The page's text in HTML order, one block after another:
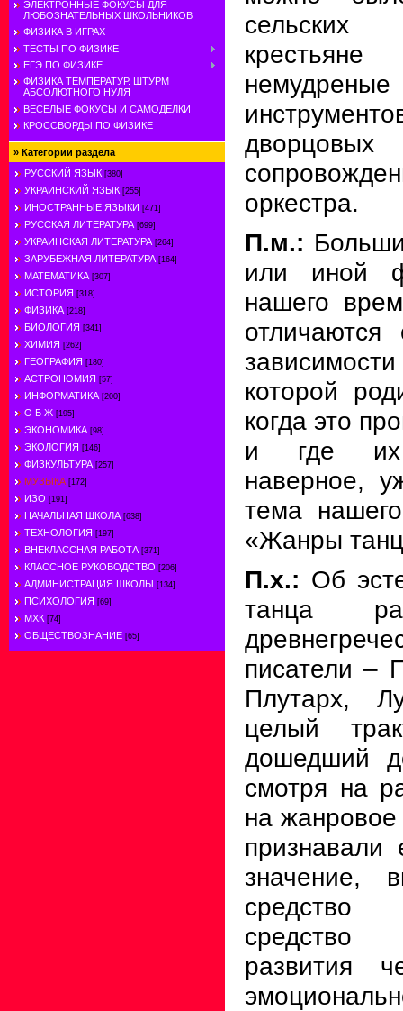
ЭЛЕКТРОННЫЕ ФОКУСЫ ДЛЯ
ЛЮБОЗНАТЕЛЬНЫХ ШКОЛЬНИКОВ
ФИЗИКА В ИГРАХ
ТЕСТЫ ПО ФИЗИКЕ
ЕГЭ ПО ФИЗИКЕ
ФИЗИКА ТЕМПЕРАТУР. ШТУРМ
АБСОЛЮТНОГО НУЛЯ
ВЕСЕЛЫЕ ФОКУСЫ И САМОДЕЛКИ
КРОССВОРДЫ ПО ФИЗИКЕ
» Категории раздела
РУССКИЙ ЯЗЫК [380]
УКРАИНСКИЙ ЯЗЫК [255]
ИНОСТРАННЫЕ ЯЗЫКИ [471]
РУССКАЯ ЛИТЕРАТУРА [699]
УКРАИНСКАЯ ЛИТЕРАТУРА [264]
ЗАРУБЕЖНАЯ ЛИТЕРАТУРА [164]
МАТЕМАТИКА [307]
ИСТОРИЯ [318]
ФИЗИКА [218]
БИОЛОГИЯ [341]
ХИМИЯ [262]
ГЕОГРАФИЯ [180]
АСТРОНОМИЯ [57]
ИНФОРМАТИКА [200]
О Б Ж [195]
ЭКОНОМИКА [98]
ЭКОЛОГИЯ [146]
ФИЗКУЛЬТУРА [257]
МУЗЫКА [172]
ИЗО [191]
НАЧАЛЬНАЯ ШКОЛА [638]
ТЕХНОЛОГИЯ [197]
ВНЕКЛАССНАЯ РАБОТА [371]
КЛАССНОЕ РУКОВОДСТВО [206]
АДМИНИСТРАЦИЯ ШКОЛЫ [134]
ПСИХОЛОГИЯ [69]
МХК [74]
ОБЩЕСТВОЗНАНИЕ [65]
немудреные
оркестра.
П.м.:
или иной
нашего
которой
когда это
и где их
наверное,
тема
«Жанры
П.х.: Об
танца
писатели –
Плутарх,
целый
дошедший
смотря на
на
признавали
значение,
средство
средство
развития